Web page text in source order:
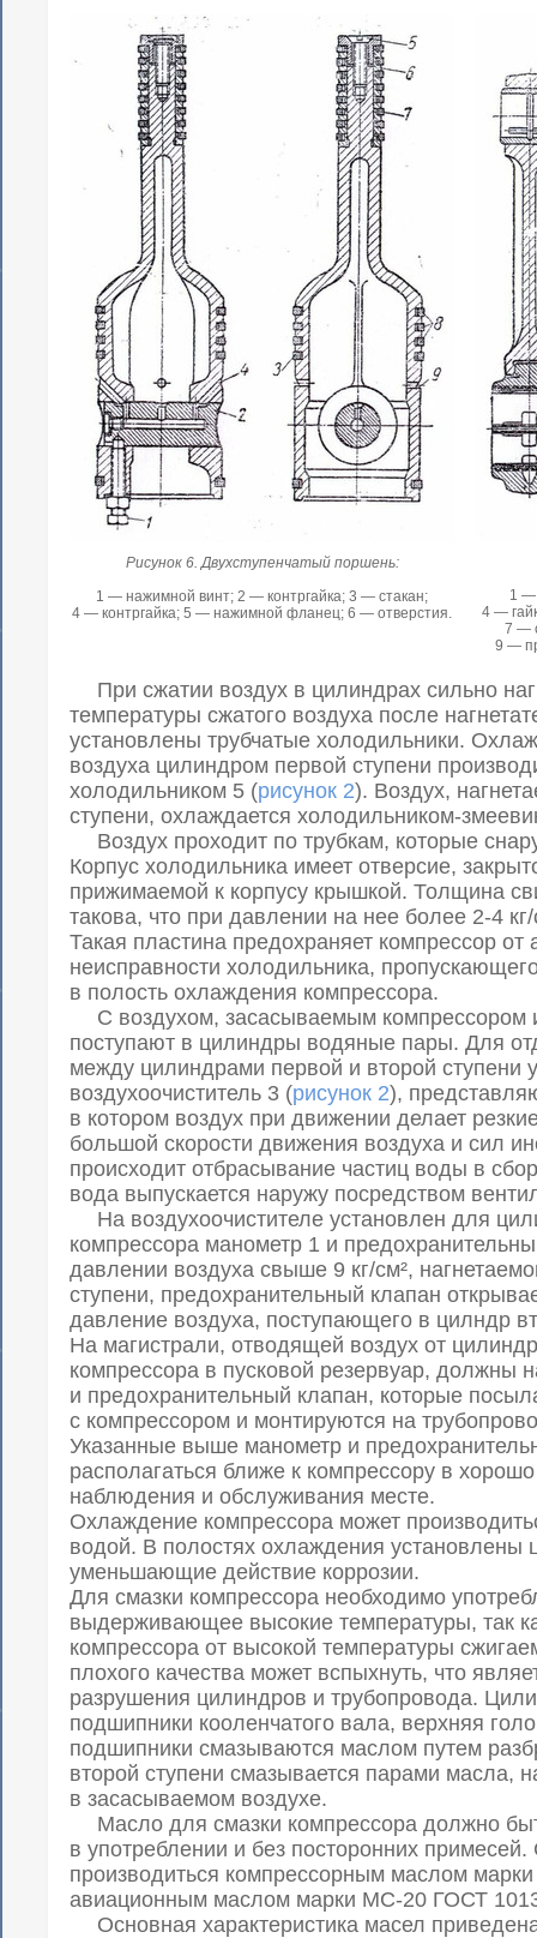
Рисунок 6. Двухступенчатый поршень:
1 — нажимной винт; 2 — контргайка; 3 — стакан;
4 — контргайка; 5 — нажимной фланец; 6 — отверстия.
1 —
4 —
7 —
9 —
При сжатии воздух в цилиндрах сильно
температуры сжатого воздуха после
установлены трубчатые холодильники.
воздуха цилиндром первой ступени
холодильником 5 (рисунок 2). Воздух,
ступени, охлаждается холодильником-
Воздух проходит по трубкам, которые
Корпус холодильника имеет отверсие,
прижимаемой к корпусу крышкой. Толщина
такова, что при давлении на нее более 2-4
Такая пластина предохраняет компрессор от
неисправности холодильника,
в полость охлаждения компрессора.
С воздухом, засасываемым компрессором
поступают в цилиндры водяные пары. Для
между цилиндрами первой и второй ступени
воздухоочиститель 3 (рисунок 2),
в котором воздух при движении делает
большой скорости движения воздуха и сил
происходит отбрасывание частиц воды в
вода выпускается наружу посредством
На воздухоочистителе установлен для
компрессора манометр 1 и
давлении воздуха свыше 9 кг/см²,
ступени, предохранительный клапан
давление воздуха, поступающего в цилндр
На магистрали, отводящей воздух от
компрессора в пусковой резервуар, должны
и предохранительный клапан, которые
с компрессором и монтируются на
Указанные выше манометр и
располагаться ближе к компрессору в
наблюдения и обслуживания месте.
Охлаждение компрессора может
водой. В полостях охлаждения установлены
уменьшающие действие коррозии.
Для смазки компрессора необходимо
выдерживающее высокие температуры, так
компрессора от высокой температуры
плохого качества может вспыхнуть, что
разрушения цилиндров и трубопровода.
подшипники кооленчатого вала, верхняя
подшипники смазываются маслом путем
второй ступени смазывается парами масла,
в засасываемом воздухе.
Масло для смазки компрессора должно
в употреблении и без посторонних
производиться компрессорным маслом
авиационным маслом марки МС-20 ГОСТ
Основная характеристика масел